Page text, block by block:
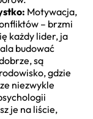
Motywacja,
– brzmi
każdy lider, ja
budować
są
gdzie
niezwykle
je na liście,